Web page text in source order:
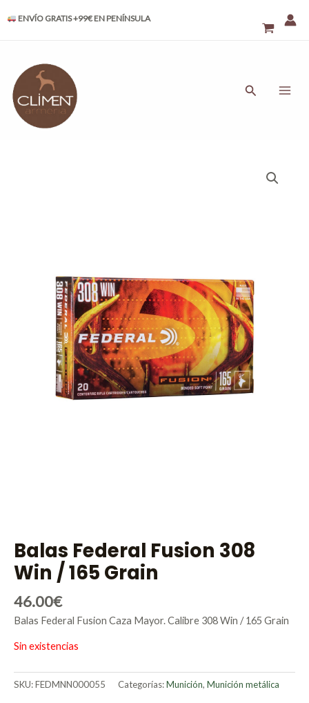
ENVÍO GRATIS +99€ EN PENÍNSULA
Buscar
Balas Federal Fusion 308
Win / 165 Grain
46.00€
Balas Federal Fusion Caza Mayor. Calibre 308 Win / 165 Grain
Sin existencias
SKU:FEDMNN000055 Categorías:Munición, Munición metálica